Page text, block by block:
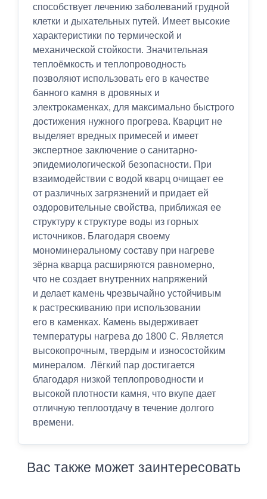
способствует лечению заболеваний грудной
клетки и дыхательных путей. Имеет высокие
характеристики по термической и
механической стойкости. Значительная
теплоёмкость и теплопроводность
позволяют использовать его в качестве
банного камня в дровяных и
электрокаменках, для максимально быстрого
достижения нужного прогрева. Кварцит не
выделяет вредных примесей и имеет
экспертное заключение о санитарно-
эпидемиологической безопасности. При
взаимодействии с водой кварц очищает ее
от различных загрязнений и придает ей
оздоровительные свойства, приближая ее
структуру к структуре воды из горных
источников. Благодаря своему
мономинеральному составу при нагреве
зёрна кварца расширяются равномерно,
что не создает внутренних напряжений
и делает камень чрезвычайно устойчивым
к растрескиванию при использовании
его в каменках. Камень выдерживает
температуры нагрева до 1800 С. Является
высокопрочным, твердым и износостойким
минералом. Лёгкий пар достигается
благодаря низкой теплопроводности и
высокой плотности камня, что вкупе дает
отличную теплоотдачу в течение долгого
времени.
Вас также может заинтересовать